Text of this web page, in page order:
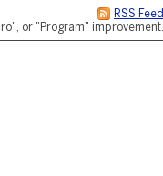
RSS Feed
or "Program" improvement.